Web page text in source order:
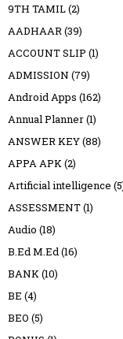
9TH TAMIL(2)
AADHAAR(39)
ACCOUNT SLIP (1)
ADMISSION (79)
Android Apps (162)
Annual Planner(1)
ANSWER KEY(88)
APPA APK(2)
Artificial intelligence
ASSESSMENT(1)
Audio (18)
B.Ed M.Ed(16)
BANK(10)
BE (4)
BEO (5)